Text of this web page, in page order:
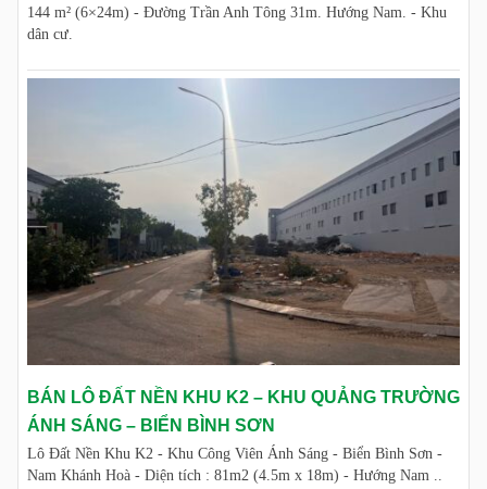
144 m² (6×24m) - Đường Trần Anh Tông 31m. Hướng Nam. - Khu
dân cư.
BÁN LÔ ĐẤT NỀN KHU K2 – KHU QUẢNG TRƯỜNG
ÁNH SÁNG – BIỂN BÌNH SƠN
Lô Đất Nền Khu K2 - Khu Công Viên Ánh Sáng - Biển Bình Sơn -
Nam Khánh Hoà - Diện tích : 81m2 (4.5m x 18m) - Hướng Nam ..